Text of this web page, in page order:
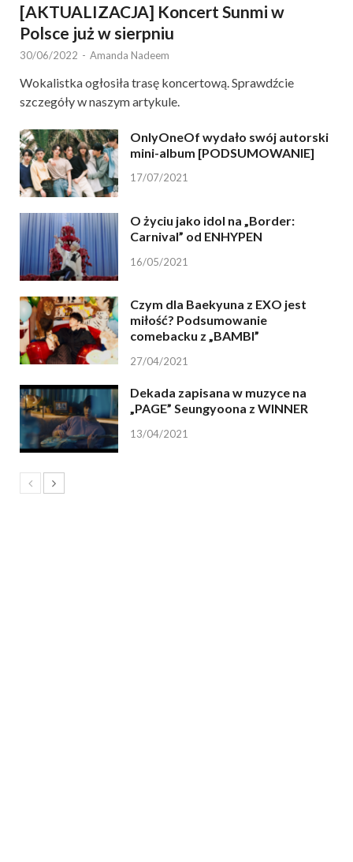
[AKTUALIZACJA] Koncert Sunmi w
Polsce już w sierpniu
30/06/2022 - Amanda Nadeem
Wokalistka ogłosiła trasę koncertową. Sprawdźcie
szczegóły w naszym artykule.
OnlyOneOf wydało swój autorski
mini-album [PODSUMOWANIE]
17/07/2021
O życiu jako idol na „Border:
Carnival” od ENHYPEN
16/05/2021
Czym dla Baekyuna z EXO jest
miłość? Podsumowanie
comebacku z „BAMBI”
27/04/2021
Dekada zapisana w muzyce na
„PAGE” Seungyoona z WINNER
13/04/2021